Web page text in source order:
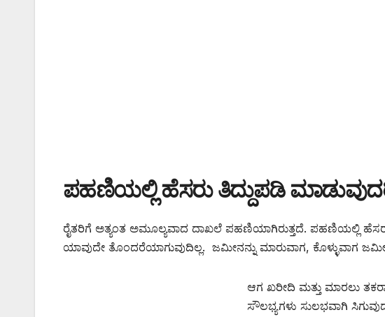
ಪಹಣಿಯಲ್ಲಿ ಹೆಸರು ತಿದ್ದುಪಡಿ
ರೈತರಿಗೆ ಅತ್ಯಂತ ಅಮೂಲ್ಯವಾದ ದಾಖಲೆ ಪಹಣಿಯಾಗಿರುತ್ತದೆ. ಪಹಣಿಯಲ್ಲಿ
ಯಾವುದೇ ತೊಂದರೆಯಾಗುವುದಿಲ್ಲ. ಜಮೀನನ್ನು ಮಾರುವಾಗ, ಕೊಳ್ಳುವಾಗ
ಆಗ ಖರೀದಿ ಮತ್ತು ಮಾರಲು
ಸೌಲಭ್ಯಗಳು ಸುಲಭವಾಗಿ